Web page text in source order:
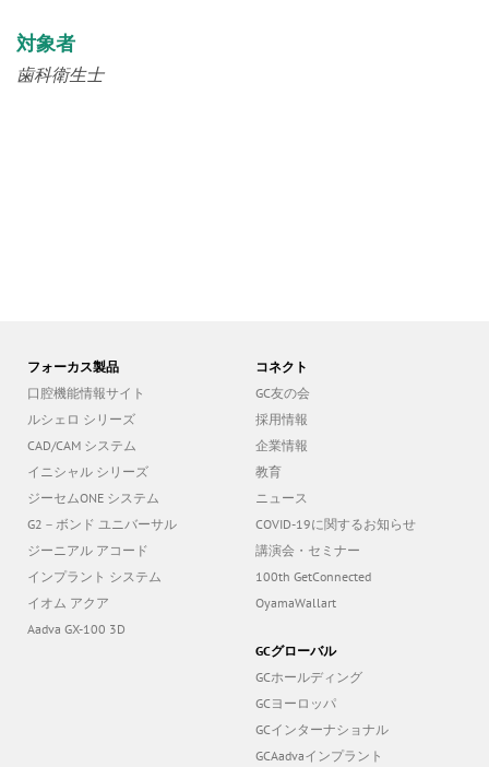
対象者
歯科衛生士
フォーカス製品
口腔機能情報サイト
ルシェロ シリーズ
CAD/CAM システム
イニシャル シリーズ
ジーセムONE システム
G2－ボンド ユニバーサル
ジーニアル アコード
インプラント システム
イオム アクア
Aadva GX-100 3D
コネクト
GC友の会
採用情報
企業情報
教育
ニュース
COVID-19に関するお知らせ
講演会・セミナー
100th GetConnected
OyamaWallart
GCグローバル
GCホールディング
GCヨーロッパ
GCインターナショナル
GCAadvaインプラント